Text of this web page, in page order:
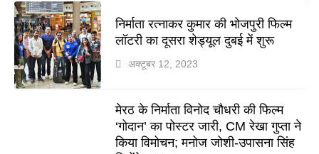
निर्माता रत्नाकर कुमार की भोजपुरी फिल्म
लॉटरी का दूसरा शेड्यूल दुबई में शुरू
अक्टूबर 12, 2023
मेरठ के निर्माता विनोद चौधरी की फिल्म
‘गोदान’ का पोस्टर जारी, CM रेखा गुप्ता ने
किया विमोचन; मनोज जोशी-उपासना सिंह